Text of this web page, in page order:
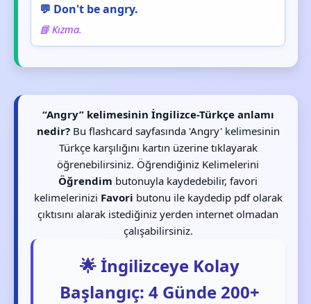
💬 Don't be angry.
📘 Kızma.
“Angry” kelimesinin İngilizce-Türkçe anlamı
nedir?Bu flashcard sayfasında 'Angry' kelimesinin
Türkçe karşılığını kartın üzerine tıklayarak
öğrenebilirsiniz. Öğrendiğiniz Kelimelerini
Öğrendim butonuyla kaydedebilir, favori
kelimelerinizi Favori butonu ile kaydedip pdf olarak
çıktısını alarak istediğiniz yerden internet olmadan
çalışabilirsiniz.
🌟 İngilizceye Kolay
Başlangıç: 4 Günde 200+